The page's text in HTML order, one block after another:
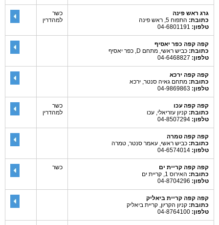
גרג ראש פינה
כתובת: התפוח 5, ראש פינה
טלפון:
כשר
למהדרין
קפה קפה כפר יאסיף
כתובת: כביש ראשי, מתחם D, כפר יאסיף
טלפון:
קפה קפה ירכא
כתובת: מתחם גאיה סנטר, ירכא
טלפון:
קפה קפה עכו
כתובת: קניון עזריאלי, עכו
טלפון:
כשר
למהדרין
קפה קפה טמרה
כתובת: כביש ראשי, עאמר סנטר, טמרה
טלפון:
קפה קפה קריית ים
כתובת: האירוס 1, קריית ים
טלפון:
כשר
קפה קפה קריית ביאליק
כתובת: קניון הקריון, קריית ביאליק
טלפון: